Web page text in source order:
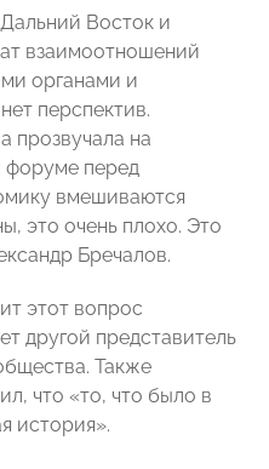
Восток и
взаимоотношений
органами и
перспектив.
прозвучала на
форуме перед
вмешиваются
это очень плохо. Это
Бречалов.
этот вопрос
другой представитель
Также
что «то, что было в
история».